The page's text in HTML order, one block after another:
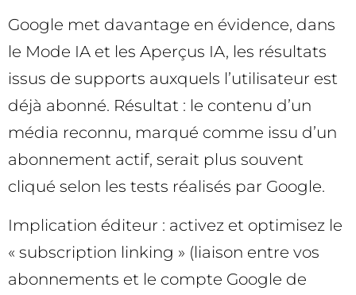
Google met davantage en évidence, dans
le Mode IA et les Aperçus IA, les résultats
issus de supports auxquels l’utilisateur est
déjà abonné. Résultat : le contenu d’un
média reconnu, marqué comme issu d’un
abonnement actif, serait plus souvent
cliqué selon les tests réalisés par Google.
Implication éditeur : activez et optimisez le
« subscription linking » (liaison entre vos
abonnements et le compte Google de